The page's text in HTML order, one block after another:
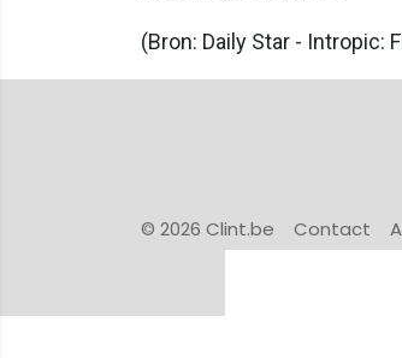
(Bron: Daily Star - Intropic:
© 2026 Clint.be Contact